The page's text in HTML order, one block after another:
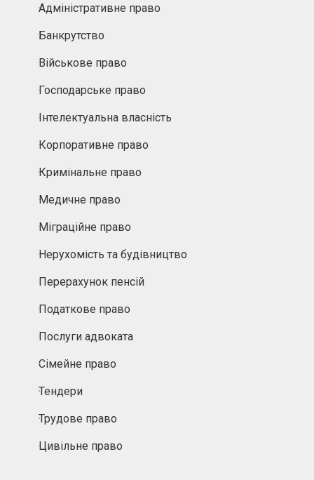
Адміністративне право
Банкрутство
Військове право
Господарське право
Інтелектуальна власність
Корпоративне право
Кримінальне право
Медичне право
Міграційне право
Нерухомість та будівництво
Перерахунок пенсій
Податкове право
Послуги адвоката
Сімейне право
Тендери
Трудове право
Цивільне право